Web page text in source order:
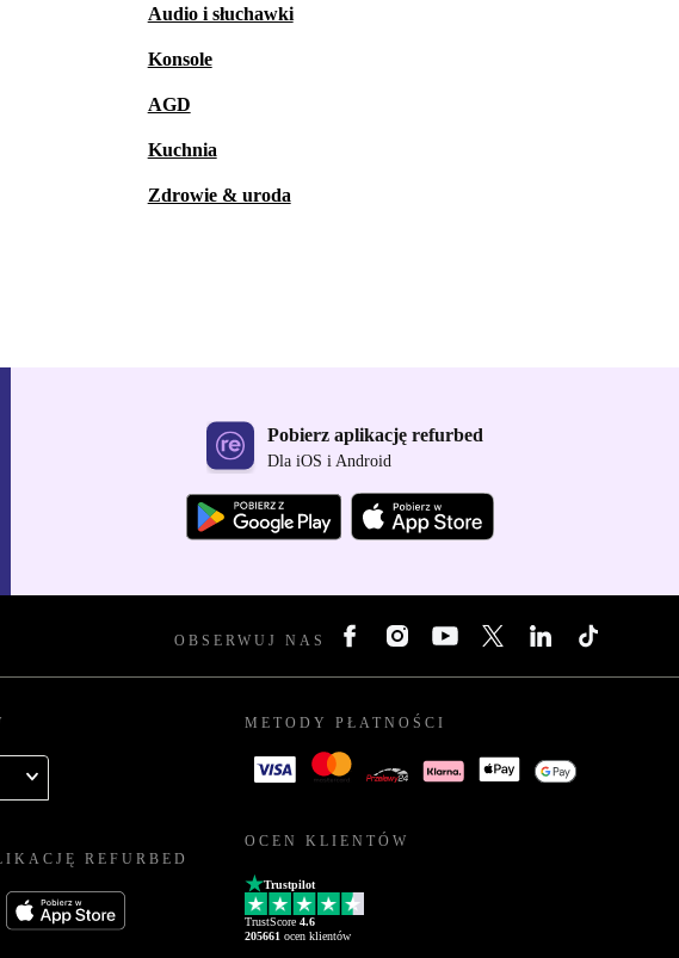
Audio i słuchawki
Konsole
AGD
Kuchnia
Zdrowie & uroda
Pobierz aplikację refurbed
Dla iOS i Android
OBSERWUJ NAS
REFURBED
METODY PŁATNOŚCI
OCEN KLIENTÓW
Trustpilot
TrustScore 4.6
205661 ocen klientów